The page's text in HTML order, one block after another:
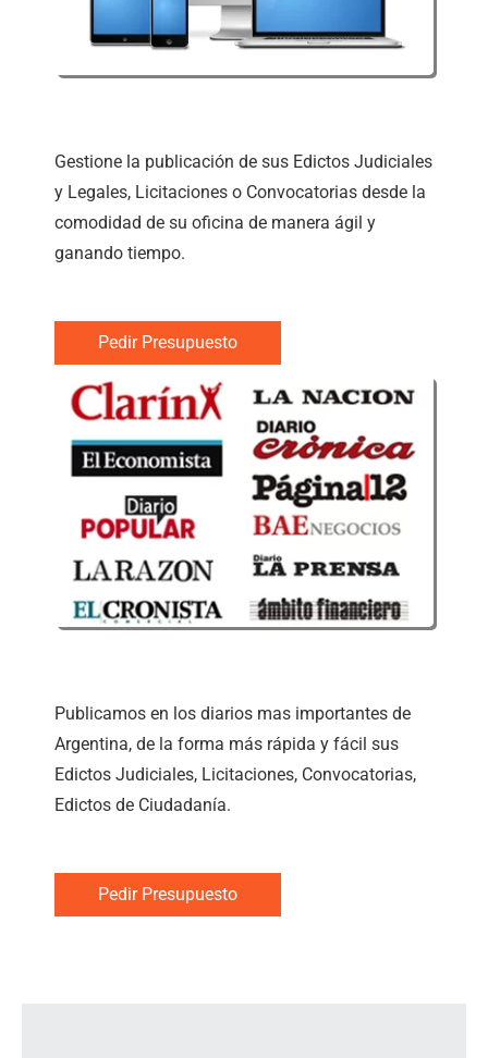
Gestione la publicación de sus Edictos Judiciales
y Legales, Licitaciones o Convocatorias desde la
comodidad de su oficina de manera ágil y
ganando tiempo.
Pedir Presupuesto
Publicamos en los diarios mas importantes de
Argentina, de la forma más rápida y fácil sus
Edictos Judiciales, Licitaciones, Convocatorias,
Edictos de Ciudadanía.
Pedir Presupuesto